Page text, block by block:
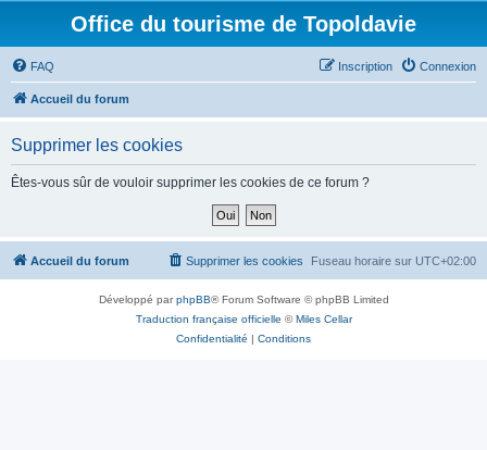
Office du tourisme de Topoldavie
FAQ Connexion
Inscription
Accueil du forum
Supprimer les cookies
Êtes-vous sûr de vouloir supprimer les cookies de ce forum ?
Accueil du forum Fuseau horaire sur UTC+02:00
Supprimer les cookies
Développé parphpBB® Forum Software © phpBB Limited
Traduction française officielle ©Miles Cellar
Confidentialité | Conditions